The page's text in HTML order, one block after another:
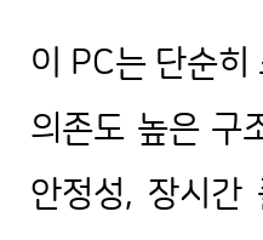
이 PC는 단순
의존도 높은 구
안정성, 장시간